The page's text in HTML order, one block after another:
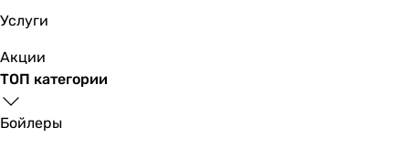
Услуги
Акции
ТОП категории
Бойлеры